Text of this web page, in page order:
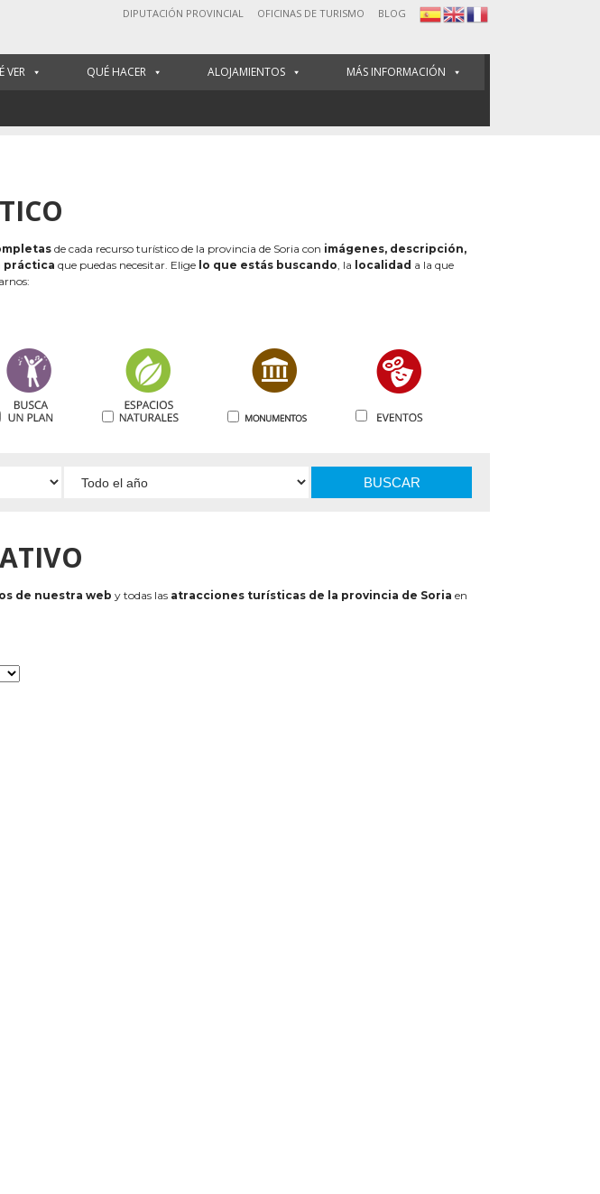
DIPUTACIÓN PROVINCIAL OFICINAS DE TURISMO BLOG
VER QUÉ HACER ALOJAMIENTOS MÁS INFORMACIÓN
de cada recurso turístico de la provincia de Soria con imágenes, descripción,
práctica que puedas necesitar. Elige lo que estás buscando, la localidad a la que
BUSCAR
de nuestra web y todas las atracciones turísticas de la provincia de Soria en